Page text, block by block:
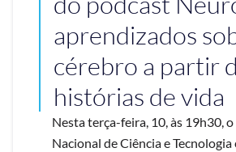
aprendizados
cérebro a partir
histórias de vida
Nesta terça-feira, 10, às 19h30,
Nacional de Ciência e Tecnologia